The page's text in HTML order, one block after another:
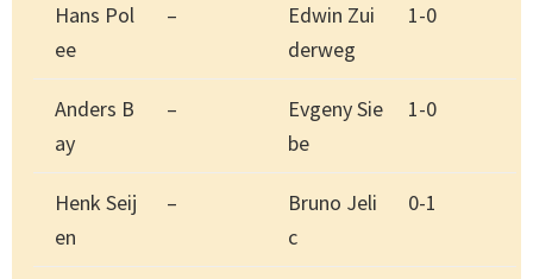
Hans Pol
ee
–
Edwin Zui
derweg
1-0
Anders B
ay
–
Evgeny Sie
be
1-0
Henk Seij
en
–
Bruno Jeli
c
0-1